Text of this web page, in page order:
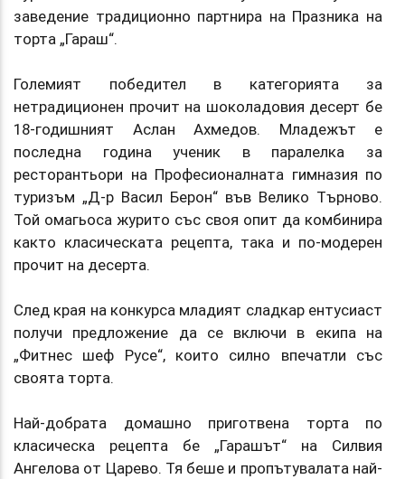
заведение традиционно партнира на Празника на
торта „Гараш“.
Големият победител в категорията за
нетрадиционен прочит на шоколадовия десерт бе
18-годишният Аслан Ахмедов. Младежът е
последна година ученик в паралелка за
ресторантьори на Професионалната гимназия по
туризъм „Д-р Васил Берон“ във Велико Търново.
Той омагьоса журито със своя опит да комбинира
както класическата рецепта, така и по-модерен
прочит на десерта.
След края на конкурса младият сладкар ентусиаст
получи предложение да се включи в екипа на
„Фитнес шеф Русе“, които силно впечатли със
своята торта.
Най-добрата домашно приготвена торта по
класическа рецепта бе „Гарашът“ на Силвия
Ангелова от Царево. Тя беше и пропътувалата най-